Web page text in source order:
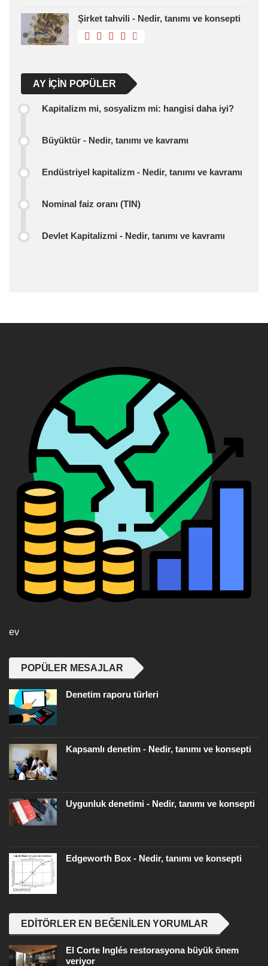
Şirket tahvili - Nedir, tanımı ve konsepti
AY IÇIN POPÜLER
Kapitalizm mi, sosyalizm mi: hangisi daha iyi?
Büyüktür - Nedir, tanımı ve kavramı
Endüstriyel kapitalizm - Nedir, tanımı ve kavramı
Nominal faiz oranı (TIN)
Devlet Kapitalizmi - Nedir, tanımı ve kavramı
ev
POPÜLER MESAJLAR
Denetim raporu türleri
Kapsamlı denetim - Nedir, tanımı ve konsepti
Uygunluk denetimi - Nedir, tanımı ve konsepti
Edgeworth Box - Nedir, tanımı ve konsepti
EDITÖRLER EN BEĞENILEN YORUMLAR
El Corte Inglés restorasyona büyük önem
veriyor